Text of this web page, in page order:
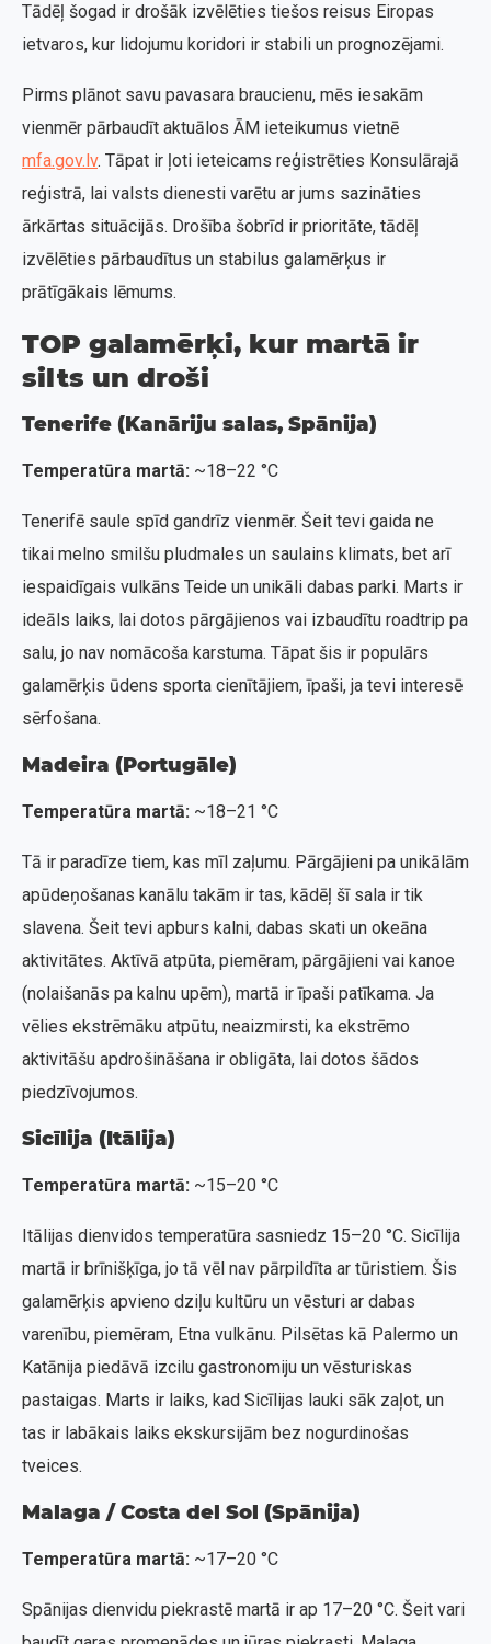
Tādēļ šogad ir drošāk izvēlēties tiešos reisus Eiropas
ietvaros, kur lidojumu koridori ir stabili un prognozējami.
Pirms plānot savu pavasara braucienu, mēs iesakām
vienmēr pārbaudīt aktuālos ĀM ieteikumus vietnē
mfa.gov.lv. Tāpat ir ļoti ieteicams reģistrēties Konsulārajā
reģistrā, lai valsts dienesti varētu ar jums sazināties
ārkārtas situācijās. Drošība šobrīd ir prioritāte, tādēļ
izvēlēties pārbaudītus un stabilus galamērķus ir
prātīgākais lēmums.
TOP galamērķi, kur martā ir
silts un droši
Tenerife (Kanāriju salas, Spānija)
Temperatūra martā: ~18–22 °C
Tenerifē saule spīd gandrīz vienmēr. Šeit tevi gaida ne
tikai melno smilšu pludmales un saulains klimats, bet arī
iespaidīgais vulkāns Teide un unikāli dabas parki. Marts ir
ideāls laiks, lai dotos pārgājienos vai izbaudītu roadtrip pa
salu, jo nav nomācoša karstuma. Tāpat šis ir populārs
galamērķis ūdens sporta cienītājiem, īpaši, ja tevi interesē
sērfošana.
Madeira (Portugāle)
Temperatūra martā: ~18–21 °C
Tā ir paradīze tiem, kas mīl zaļumu. Pārgājieni pa unikālām
apūdeņošanas kanālu takām ir tas, kādēļ šī sala ir tik
slavena. Šeit tevi apburs kalni, dabas skati un okeāna
aktivitātes. Aktīvā atpūta, piemēram, pārgājieni vai kanoe
(nolaišanās pa kalnu upēm), martā ir īpaši patīkama. Ja
vēlies ekstrēmāku atpūtu, neaizmirsti, ka ekstrēmo
aktivitāšu apdrošināšana ir obligāta, lai dotos šādos
piedzīvojumos.
Sicīlija (Itālija)
Temperatūra martā: ~15–20 °C
Itālijas dienvidos temperatūra sasniedz 15–20 °C. Sicīlija
martā ir brīnišķīga, jo tā vēl nav pārpildīta ar tūristiem. Šis
galamērķis apvieno dziļu kultūru un vēsturi ar dabas
varenību, piemēram, Etna vulkānu. Pilsētas kā Palermo un
Katānija piedāvā izcilu gastronomiju un vēsturiskas
pastaigas. Marts ir laiks, kad Sicīlijas lauki sāk zaļot, un
tas ir labākais laiks ekskursijām bez nogurdinošas
tveices.
Malaga / Costa del Sol (Spānija)
Temperatūra martā: ~17–20 °C
Spānijas dienvidu piekrastē martā ir ap 17–20 °C. Šeit vari